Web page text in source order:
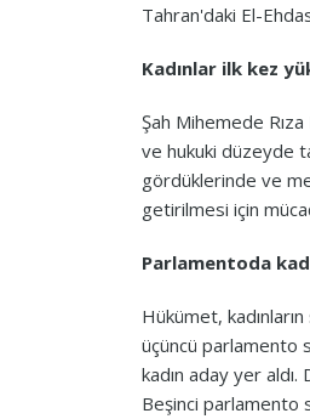
Tahran'daki El-
Kadınlar ilk kez
Şah Mihemede
ve hukuki düzeyde
gördüklerinde ve
getirilmesi için
Parlamentoda
Hükümet, kadınların
üçüncü parlamento
kadın aday yer
Beşinci parlamento